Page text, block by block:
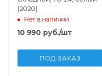
(2020)
Нет в наличии
10 990 руб./шт
ПОД ЗАКАЗ